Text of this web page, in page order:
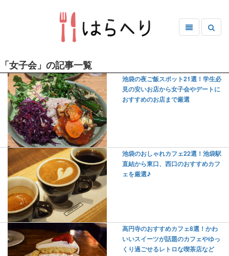
「女子会」の記事一覧
池袋の夜ご飯スポット21選！学生必
見の安いお店から女子会やデートに
おすすめのお店まで厳選
池袋のおしゃれカフェ22選！池袋駅
直結から東口、西口のおすすめカフ
ェを厳選♪
高円寺のおすすめカフェ8選！かわ
いいスイーツが話題のカフェやゆっ
くり過ごせるレトロな喫茶店など